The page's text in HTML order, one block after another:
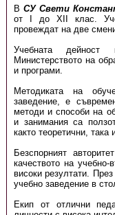
В СУ Свети
от І до ХІІ клас.
провеждат на две
Учебната дейност
Министерството на
и програми.
Методиката на
заведение, е
методи и способи на
и занимания са
както теоретични, така
Безспорният
качеството на учебно-
високи резултати.
учебно заведение в
Екип от отлични